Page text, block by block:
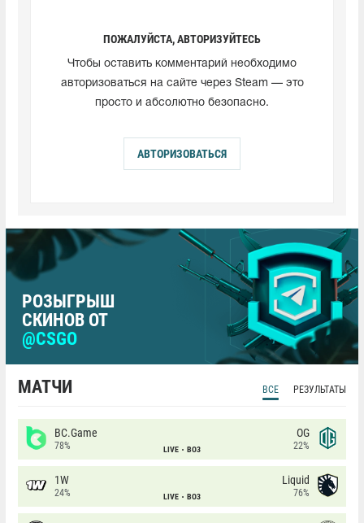
ПОЖАЛУЙСТА, АВТОРИЗУЙТЕСЬ
Чтобы оставить комментарий необходимо
авторизоваться на сайте через Steam — это
просто и абсолютно безопасно.
АВТОРИЗОВАТЬСЯ
РОЗЫГРЫШ
СКИНОВ ОТ
@CSGO
МАТЧИ ВСЕ РЕЗУЛЬТАТЫ
BC.Game
78% LIVE BO3
OG
22%
1W
24% LIVE BO3
Liquid
76%